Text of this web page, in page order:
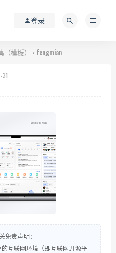
登录
（模板） > fengmian
免责声明：
互联网环境（即互联网开源平